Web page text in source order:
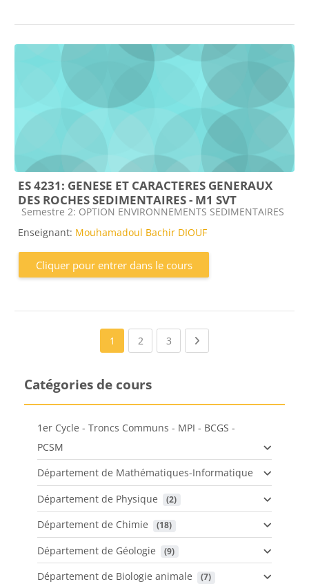
ES 4231: GENESE ET CARACTERES GENERAUX
DES ROCHES SEDIMENTAIRES - M1 SVT
Catégorie de cours
Semestre 2: OPTION ENVIRONNEMENTS SEDIMENTAIRES
Enseignant: Mouhamadoul Bachir DIOUF
Cliquer pour entrer dans le cours
1 2(current)
3(current)
Catégories de cours
1er Cycle - Troncs Communs - MPI - BCGS -
PCSM
Département de Mathématiques-Informatique
Département de Physique
(2)
Département de Chimie (18)
Département de Géologie (9)
Département de Biologie animale (7)